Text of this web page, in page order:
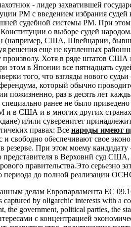
- лидер захватившей
РМ с введением избрания
судебной системы РМ. При
о выборе судей
(например, США, Швейцарии,
решения еще не купленных
Хотя в ряде штатов США
этом в Японии все пятнадцать
того, что взгляды нового
который обычно
пожизненно, раз в десять лет
ранее не было приведено
в США и в многих других странах,
и/или суверенитет
правах: Все народы имеют
и свободно обеспечивают свое
резерве. При этом моему
представителя в Верховнй суд США,
правительства.Это серьезно
периода до полной
делам Европарламента ЕС
by oligarchic interests with a
the government, political parties, the
с концентрацией